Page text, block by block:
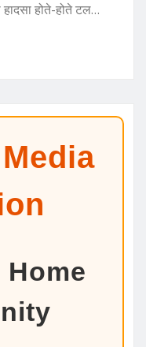
होते-होते टल…